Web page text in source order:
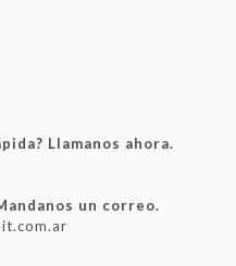
Llamanos ahora.
un correo.